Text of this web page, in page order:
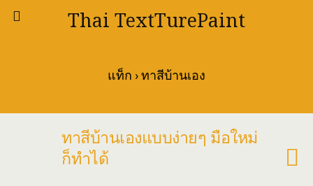
Thai TextTurePaint
แท็ก › ทาสีบ้านเอง
ทาสีบ้านเองแบบง่ายๆ มือใหม่
ก็ทำได้